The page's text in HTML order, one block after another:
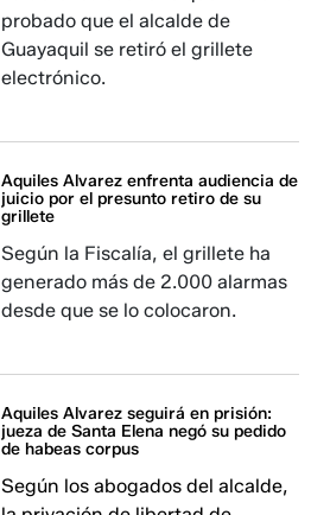
probado que el alcalde de
Guayaquil se retiró el grillete
electrónico.
Aquiles Alvarez enfrenta audiencia de
juicio por el presunto retiro de su
grillete
Según la Fiscalía, el grillete ha
generado más de 2.000 alarmas
desde que se lo colocaron.
Aquiles Alvarez seguirá en prisión:
jueza de Santa Elena negó su pedido
de habeas corpus
Según los abogados del alcalde,